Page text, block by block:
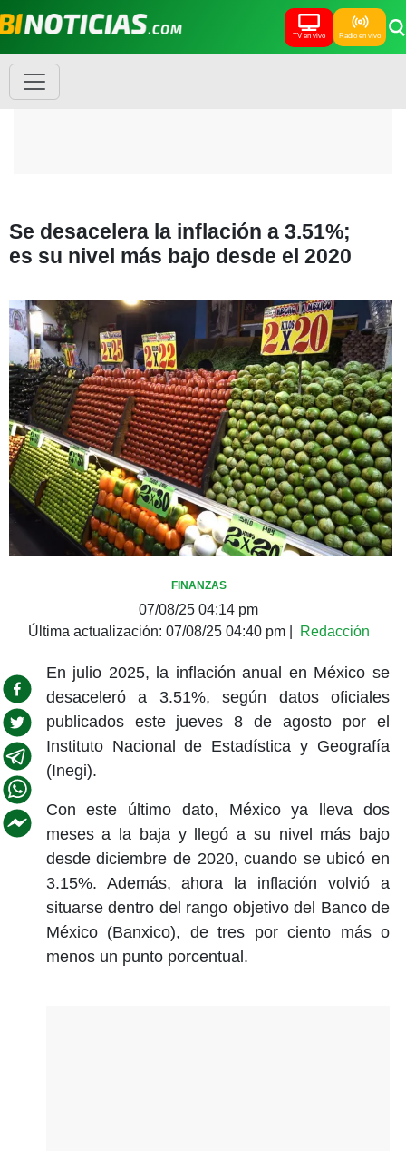
TV en vivo Radio en vivo
Se desacelera la inflación a 3.51%;
es su nivel más bajo desde el 2020
FINANZAS
07/08/25 04:14 pm
Última actualización: 07/08/25 04:40 pm| Redacción
En julio 2025, la inflación anual en México se
desaceleró a 3.51%, según datos oficiales
publicados este jueves 8 de agosto por el
Instituto Nacional de Estadística y Geografía
(Inegi).
Con este último dato, México ya lleva dos
meses a la baja y llegó a su nivel más bajo
desde diciembre de 2020, cuando se ubicó en
3.15%. Además, ahora la inflación volvió a
situarse dentro del rango objetivo del Banco de
México (Banxico), de tres por ciento más o
menos un punto porcentual.